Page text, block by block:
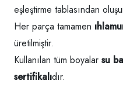
eşleştirme tablasından
Her parça tamamen
üretilmiştir.
Kullanılan tüm boyalar su
sertifikalıdır.